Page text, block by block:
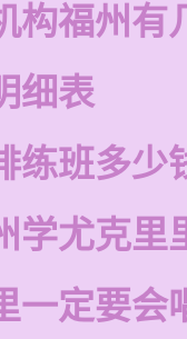
构福州有
细表
练班多少
学尤克里
一定要会